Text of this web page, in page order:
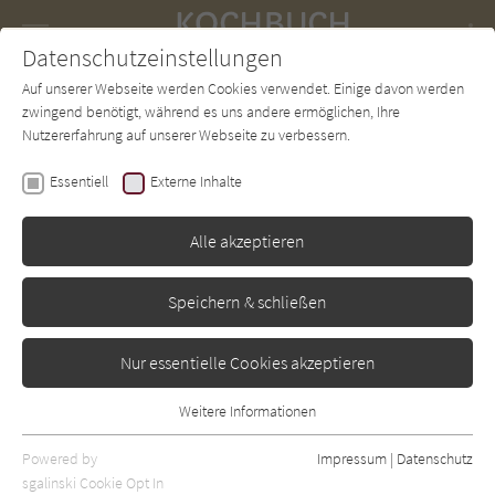
SUCHE Forum Charts Newsletter
Karin Buchart ,Margit Brauneder
Auf Vorrat
Erschienen: Juni 2023 0
Datenschutzeinstellungen
Auf unserer Webseite werden Cookies verwendet. Einige davon werden
zwingend benötigt, während es uns andere ermöglichen, Ihre
Nutzererfahrung auf unserer Webseite zu verbessern.
Essentiell Externe Inhalte
Alle akzeptieren
Speichern & schließen
Nur essentielle Cookies akzeptieren
Essentielle Cookies werden für grundlegende Funktionen der
Webseite benötigt. Dadurch ist gewährleistet, dass die Webseite
Weitere Informationen
Powered by
sgalinski Cookie Opt In
Impressum | Datenschutz